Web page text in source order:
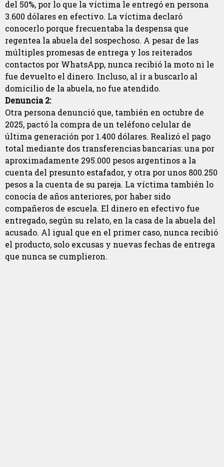
del 50%, por lo que la víctima le entregó en persona
3.600 dólares en efectivo. La víctima declaró
conocerlo porque frecuentaba la despensa que
regentea la abuela del sospechoso. A pesar de las
múltiples promesas de entrega y los reiterados
contactos por WhatsApp, nunca recibió la moto ni le
fue devuelto el dinero. Incluso, al ir a buscarlo al
domicilio de la abuela, no fue atendido.
Denuncia 2:
Otra persona denunció que, también en octubre de
2025, pactó la compra de un teléfono celular de
última generación por 1.400 dólares. Realizó el pago
total mediante dos transferencias bancarias: una por
aproximadamente 295.000 pesos argentinos a la
cuenta del presunto estafador, y otra por unos 800.250
pesos a la cuenta de su pareja. La víctima también lo
conocía de años anteriores, por haber sido
compañeros de escuela. El dinero en efectivo fue
entregado, según su relato, en la casa de la abuela del
acusado. Al igual que en el primer caso, nunca recibió
el producto, solo excusas y nuevas fechas de entrega
que nunca se cumplieron.